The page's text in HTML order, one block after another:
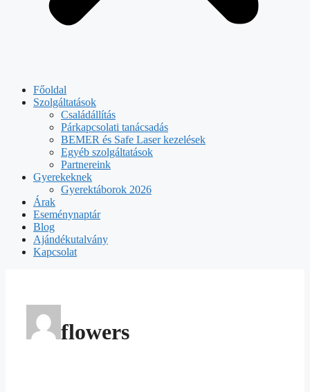
Főoldal
Szolgáltatások
Családállítás
Párkapcsolati tanácsadás
BEMER és Safe Laser kezelések
Egyéb szolgáltatások
Partnereink
Gyerekeknek
Gyerektáborok 2026
Árak
Eseménynaptár
Blog
Ajándékutalvány
Kapcsolat
flowers